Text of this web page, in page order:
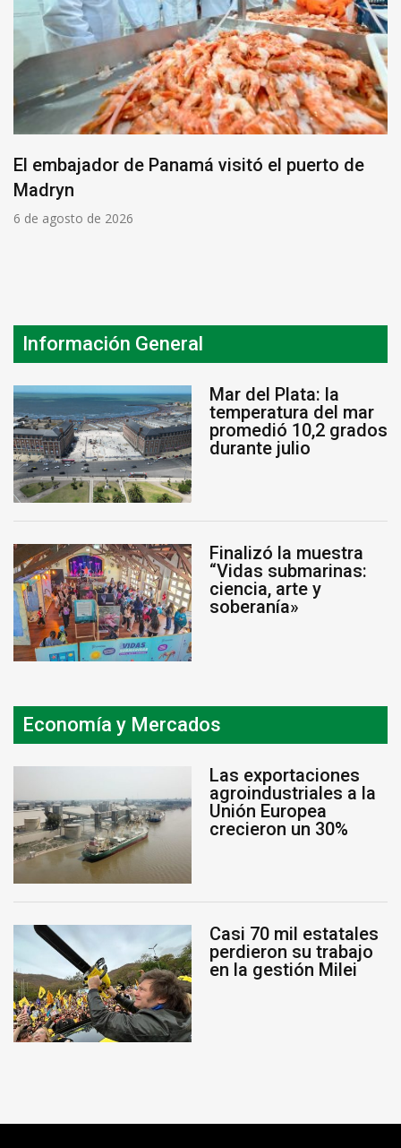
El embajador de Panamá visitó el puerto de
Madryn
6 de agosto de 2026
Información General
Mar del Plata: la
temperatura del mar
promedió 10,2 grados
durante julio
Finalizó la muestra
“Vidas submarinas:
ciencia, arte y
soberanía»
Economía y Mercados
Las exportaciones
agroindustriales a la
Unión Europea
crecieron un 30%
Casi 70 mil estatales
perdieron su trabajo
en la gestión Milei